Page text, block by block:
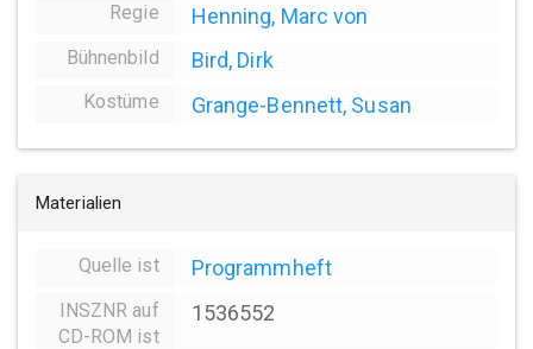
Regie Henning, Marc von
Bühnenbild Bird, Dirk
Kostüme Grange-Bennett, Susan
Materialien
Quelle ist Programmheft
INSZNR auf
CD-ROM ist
1536552